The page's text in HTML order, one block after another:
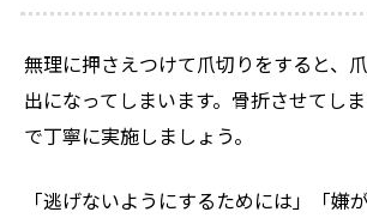
無理に押さえつけて爪切りをすると、
出になってしまいます。骨折させてし
で丁寧に実施しましょう。
「逃げないようにするためには」「嫌